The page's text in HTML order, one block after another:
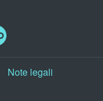
Note legali